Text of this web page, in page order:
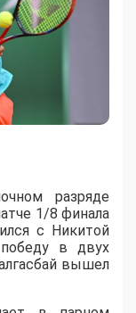
разряде
1/8 финала
с Никитой
в двух
вышел